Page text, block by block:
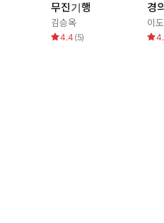
무진기행
김승옥
4.4 (5)
경
이